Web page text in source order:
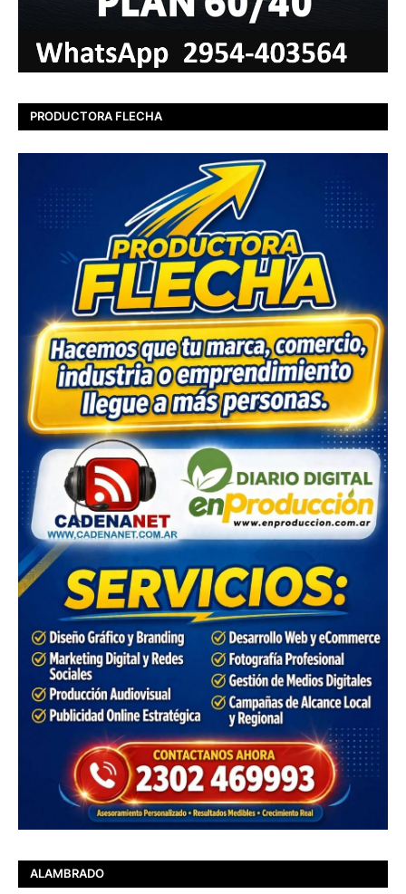
PRODUCTORA FLECHA
ALAMBRADO